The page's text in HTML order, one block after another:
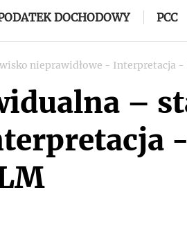
DOCHODOWY PCC
nieprawidłowe - Interpretacja -
–